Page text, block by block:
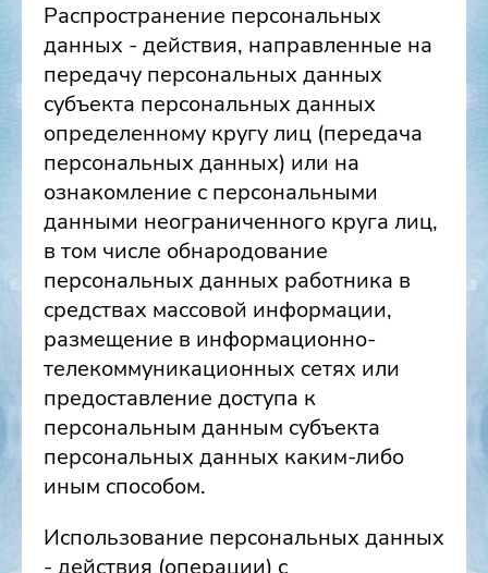
Распространение персональных
данных - действия, направленные на
передачу персональных данных
субъекта персональных данных
определенному кругу лиц (передача
персональных данных) или на
ознакомление с персональными
данными неограниченного круга лиц,
в том числе обнародование
персональных данных работника в
средствах массовой информации,
размещение в информационно-
телекоммуникационных сетях или
предоставление доступа к
персональным данным субъекта
персональных данных каким-либо
иным способом.
Использование персональных данных
- действия (операции) с